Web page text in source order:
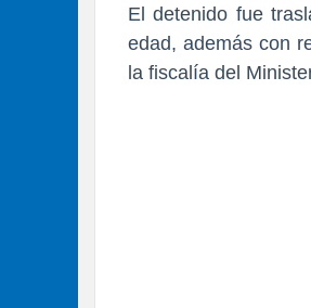
El detenido fue
edad, además con
la fiscalía del